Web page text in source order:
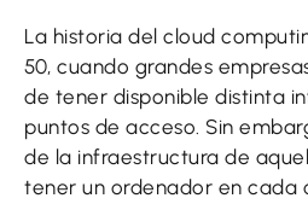
La historia del cloud
50, cuando grandes
de tener disponible distinta
puntos de acceso. Sin
de la infraestructura de
tener un ordenador en cada